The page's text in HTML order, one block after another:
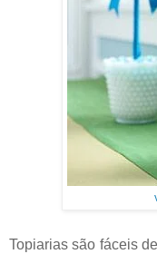
Topiarias são fáceis